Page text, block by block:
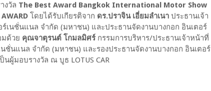
งวัล The Best Award Bangkok International Motor Show
โดยได้รับเกียรติจาก ดร.ปราจิน เอี่ยมลำเนา ประธานเจ้า
เนชั่นแนล จำกัด (มหาชน) และประธานจัดงานบางกอก อินเตอร์
มด้วย คุณจาตุรนต์ โกมลมิศร์กรรมการบริหาร/ประธานเจ้าหน้าที่
ชั่นแนล จำกัด (มหาชน) และรองประธานจัดงานบางกอก อินเตอร์
ผู้มอบรางวัล ณ บูธ LOTUS CAR